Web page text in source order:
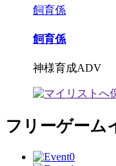
飼育係
飼育係
神様育成ADV
フリーゲーム